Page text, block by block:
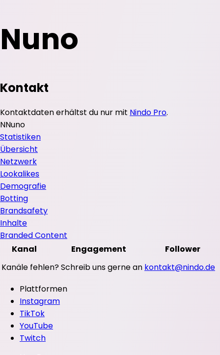
Nuno
Kontakt
Kontaktdaten erhältst du nur mit Nindo Pro.
NNuno
Statistiken
Übersicht
Netzwerk
Lookalikes
Demografie
Botting
Brandsafety
Inhalte
Branded Content
Kanal
Engagement
Follower
Kanäle fehlen? Schreib uns gerne an kontakt@nindo.de
Plattformen
Instagram
TikTok
YouTube
Twitch